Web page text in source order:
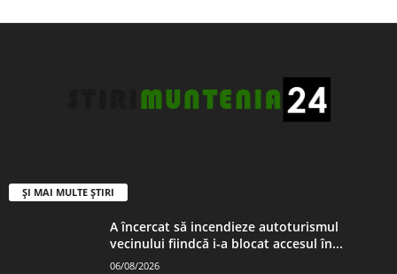
ȘI MAI MULTE ȘTIRI
A încercat să incendieze autoturismul
vecinului fiindcă i-a blocat accesul în...
06/08/2026